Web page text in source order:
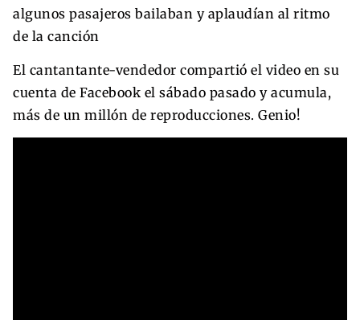
algunos pasajeros bailaban y aplaudían al ritmo
de la canción
El cantantante-vendedor compartió el video en su
cuenta de Facebook el sábado pasado y acumula,
más de un millón de reproducciones. Genio!